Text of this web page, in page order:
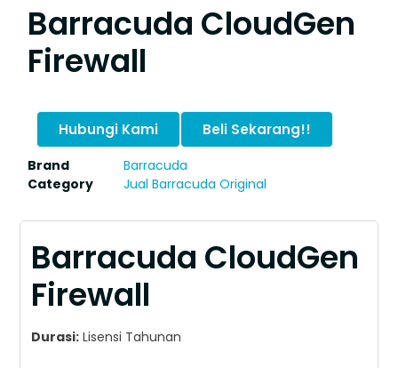
Barracuda CloudGen
Firewall
Hubungi Kami Beli Sekarang!!
Brand
Barracuda
Category
Jual Barracuda Original
Barracuda CloudGen
Firewall
Durasi: Lisensi Tahunan